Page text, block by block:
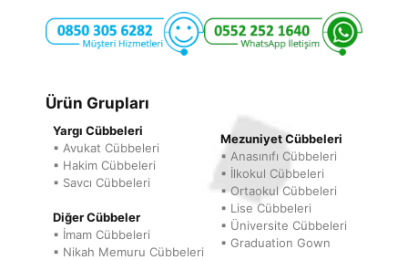
Ürün Grupları
Yargı Cübbeleri
▪ Avukat Cübbeleri
▪ Hakim Cübbeleri
▪ Savcı Cübbeleri
Diğer Cübbeler
▪ İmam Cübbeleri
▪ Nikah Memuru Cübbeleri
Mezuniyet Cübbeleri
▪ Anasınıfı Cübbeleri
▪ İlkokul Cübbeleri
▪ Ortaokul Cübbeleri
▪ Lise Cübbeleri
▪ Üniversite Cübbeleri
▪ Graduation Gown